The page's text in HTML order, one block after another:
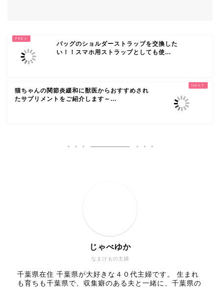
バッグのショルダーストラップを交換した
い！！スマホ用ストラップとしても使...
猫ちゃんの関節炎緩和に獣医からおすすめされ
たサプリメントをご紹介します～...
なまけもの主婦
じゃべゆか
千葉県在住 千葉県が大好きな４０代主婦です。 生まれ
も育ちも千葉県で、収集癖のある夫と一緒に、千葉県の